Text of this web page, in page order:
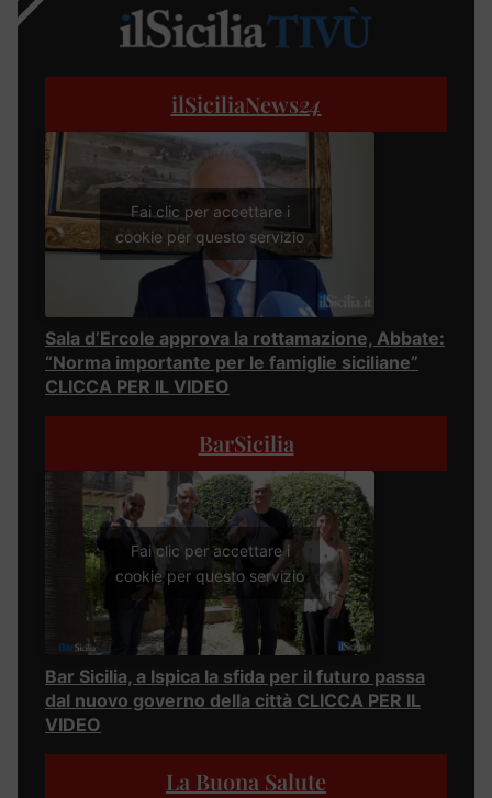
ilSiciliaNews24
Fai clic per accettare i
cookie per questo servizio
Sala d’Ercole approva la rottamazione, Abbate:
“Norma importante per le famiglie siciliane”
CLICCA PER IL VIDEO
BarSicilia
Fai clic per accettare i
cookie per questo servizio
Bar Sicilia, a Ispica la sfida per il futuro passa
dal nuovo governo della città CLICCA PER IL
VIDEO
La Buona Salute